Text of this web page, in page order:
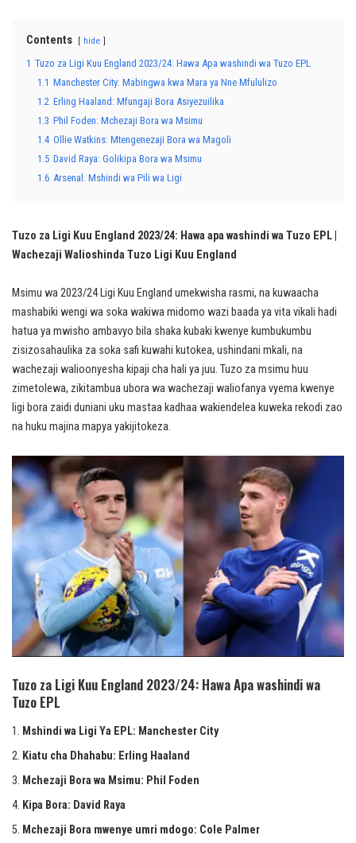
Contents hide
1 Tuzo za Ligi Kuu England 2023/24: Hawa Apa washindi wa Tuzo EPL
1.1 Manchester City: Mabingwa kwa Mara ya Nne Mfululizo
1.2 Erling Haaland: Mfungaji Bora Asiyezuilika
1.3 Phil Foden: Mchezaji Bora wa Msimu
1.4 Ollie Watkins: Mtengenezaji Bora wa Magoli
1.5 David Raya: Golikipa Bora wa Msimu
1.6 Arsenal: Mshindi wa Pili wa Ligi
Tuzo za Ligi Kuu England 2023/24: Hawa apa washindi wa Tuzo EPL |
Wachezaji Walioshinda Tuzo Ligi Kuu England
Msimu wa 2023/24 Ligi Kuu England umekwisha rasmi, na kuwaacha
mashabiki wengi wa soka wakiwa midomo wazi baada ya vita vikali hadi
hatua ya mwisho ambavyo bila shaka kubaki kwenye kumbukumbu
zisizosahaulika za soka safi kuwahi kutokea, ushindani mkali, na
wachezaji walioonyesha kipaji cha hali ya juu. Tuzo za msimu huu
zimetolewa, zikitambua ubora wa wachezaji waliofanya vyema kwenye
ligi bora zaidi duniani uku mastaa kadhaa wakiendelea kuweka rekodi zao
na huku majina mapya yakijitokeza.
Tuzo za Ligi Kuu England 2023/24: Hawa Apa washindi wa
Tuzo EPL
Mshindi wa Ligi Ya EPL: Manchester City
Kiatu cha Dhahabu: Erling Haaland
Mchezaji Bora wa Msimu: Phil Foden
Kipa Bora: David Raya
Mchezaji Bora mwenye umri mdogo: Cole Palmer